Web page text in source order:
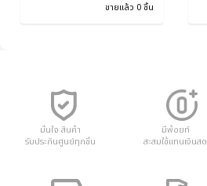
ขายแล้ว 0 ชิ้น
มั่นใจ สินค้า
รับประกันศูนย์ทุกชิ้น
มีพ้อยท์
สะสมใช้แทนเงินสด